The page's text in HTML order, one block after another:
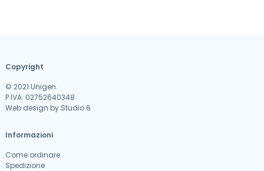
Copyright
© 2021 Unigen.
P.IVA: 02752640348
Web design by Studio 6
Informazioni
Come ordinare
Spedizione